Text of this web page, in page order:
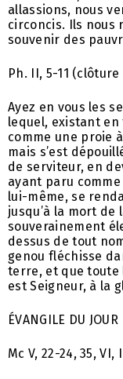
allassions, nous
circoncis. Ils nous
souvenir des
Ph. II, 5-11
Ayez en vous les
lequel, existant en
comme une proie
mais s’est
de serviteur, en
ayant paru
lui-même, se
jusqu’à la mort de
souverainement
dessus de tout
genou fléchisse
terre, et que toute
est Seigneur, à la
ÉVANGILE DU JOUR
Mc V, 22-24, 35, VI, I